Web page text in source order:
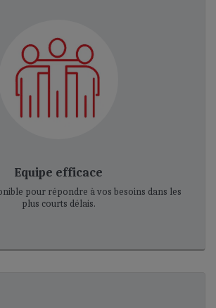
Equipe efficace
pour répondre à vos besoins dans les
plus courts délais.